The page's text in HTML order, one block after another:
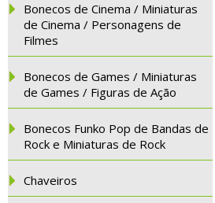
Bonecos de Cinema / Miniaturas
de Cinema / Personagens de
Filmes
Bonecos de Games / Miniaturas
de Games / Figuras de Ação
Bonecos Funko Pop de Bandas de
Rock e Miniaturas de Rock
Chaveiros